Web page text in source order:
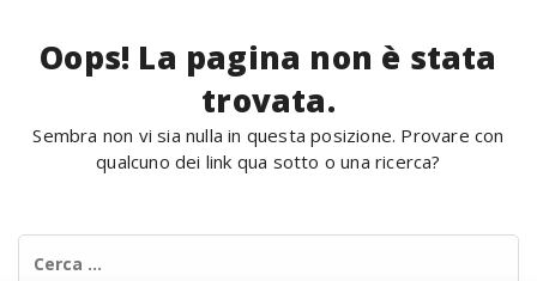
Oops! La pagina non è stata
trovata.
Sembra non vi sia nulla in questa posizione. Provare con
qualcuno dei link qua sotto o una ricerca?